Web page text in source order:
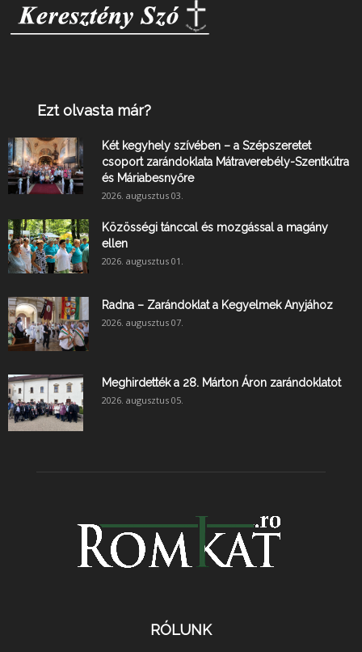
Ezt olvasta már?
Két kegyhely szívében – a Szépszeretet
csoport zarándoklata Mátraverebély-Szentkútra
és Máriabesnyőre
2026. augusztus 03.
Közösségi tánccal és mozgással a magány
ellen
2026. augusztus 01.
Radna – Zarándoklat a Kegyelmek Anyjához
2026. augusztus 07.
Meghirdették a 28. Márton Áron zarándoklatot
2026. augusztus 05.
RÓLUNK